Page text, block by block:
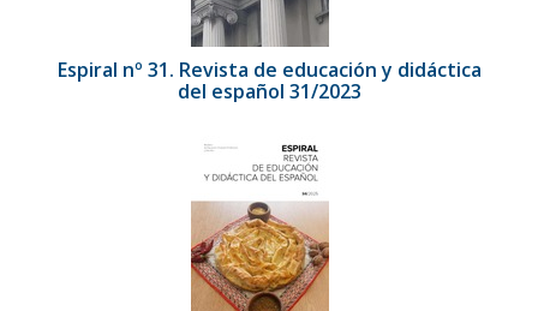
Espiral nº 31. Revista de educación y didáctica
del español 31/2023